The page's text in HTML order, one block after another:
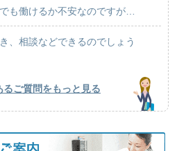
も働けるか不安なのですが…
、相談などできるのでしょう
るご質問をもっと見る